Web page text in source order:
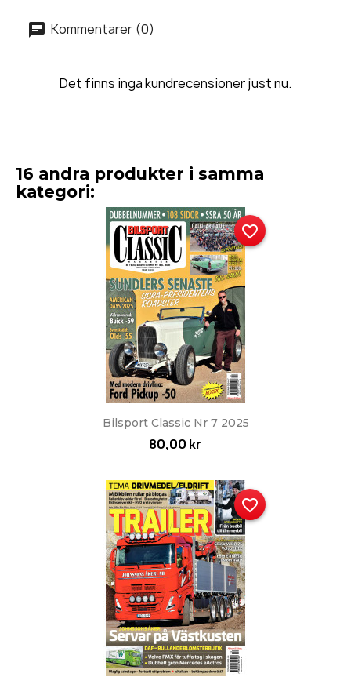
Kommentarer (0)
Det finns inga kundrecensioner just nu.
16 andra produkter i samma
kategori:
Bilsport Classic Nr 7 2025
80,00 kr
favorite_border
favorite_border